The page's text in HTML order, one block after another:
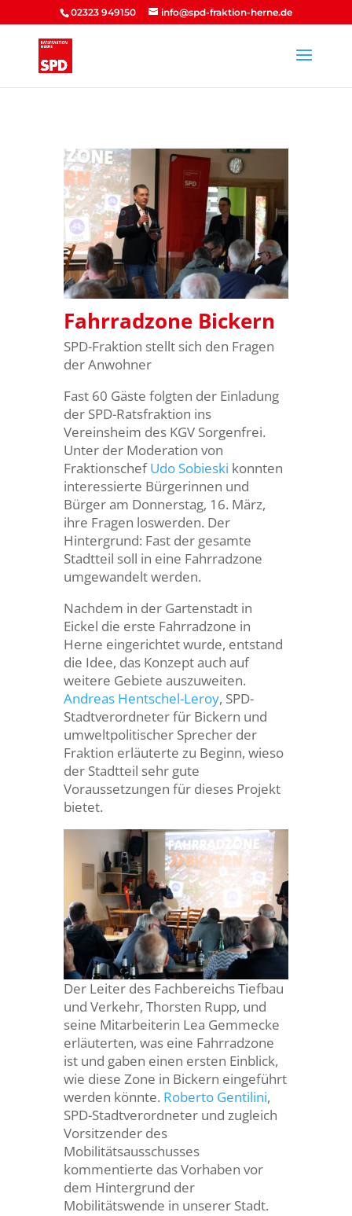
02323 949150 info@spd-fraktion-herne.de
Fahrradzone Bickern
SPD-Fraktion stellt sich den Fragen
der Anwohner
Fast 60 Gäste folgten der Einladung
der SPD-Ratsfraktion ins
Vereinsheim des KGV Sorgenfrei.
Unter der Moderation von
FraktionschefUdo Sobieski konnten
interessierte Bürgerinnen und
Bürger am Donnerstag, 16. März,
ihre Fragen loswerden. Der
Hintergrund: Fast der gesamte
Stadtteil soll in eine Fahrradzone
umgewandelt werden.
Nachdem in der Gartenstadt in
Eickel die erste Fahrradzone in
Herne eingerichtet wurde, entstand
die Idee, das Konzept auch auf
weitere Gebiete auszuweiten.
Andreas Hentschel-Leroy, SPD-
Stadtverordneter für Bickern und
umweltpolitischer Sprecher der
Fraktion erläuterte zu Beginn, wieso
der Stadtteil sehr gute
Voraussetzungen für dieses Projekt
bietet.
Der Leiter des Fachbereichs Tiefbau
und Verkehr, Thorsten Rupp, und
seine Mitarbeiterin Lea Gemmecke
erläuterten, was eine Fahrradzone
ist und gaben einen ersten Einblick,
wie diese Zone in Bickern eingeführt
werden könnte. Roberto Gentilini,
SPD-Stadtverordneter und zugleich
Vorsitzender des
Mobilitätsausschusses
kommentierte das Vorhaben vor
dem Hintergrund der
Mobilitätswende in unserer Stadt.